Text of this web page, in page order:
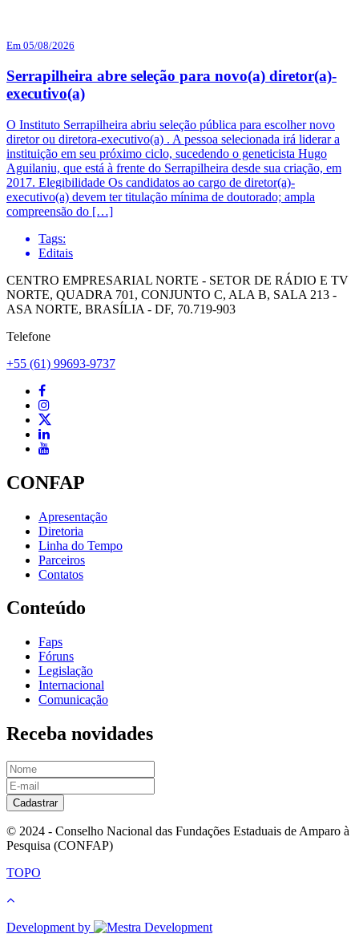
Em 05/08/2026
Serrapilheira abre seleção para novo(a) diretor(a)-
executivo(a)
O Instituto Serrapilheira abriu seleção pública para escolher novo
diretor ou diretora-executivo(a) . A pessoa selecionada irá liderar a
instituição em seu próximo ciclo, sucedendo o geneticista Hugo
Aguilaniu, que está à frente do Serrapilheira desde sua criação, em
2017. Elegibilidade Os candidatos ao cargo de diretor(a)-
executivo(a) devem ter titulação mínima de doutorado; ampla
compreensão do […]
Tags:
Editais
CENTRO EMPRESARIAL NORTE - SETOR DE RÁDIO E TV
NORTE, QUADRA 701, CONJUNTO C, ALA B, SALA 213 -
ASA NORTE, BRASÍLIA - DF, 70.719-903
Telefone
+55 (61) 99693-9737
CONFAP
Apresentação
Diretoria
Linha do Tempo
Parceiros
Contatos
Conteúdo
Faps
Fóruns
Legislação
Internacional
Comunicação
Receba novidades
Cadastrar
© 2024 - Conselho Nacional das Fundações Estaduais de Amparo à
Pesquisa (CONFAP)
TOPO
Development by